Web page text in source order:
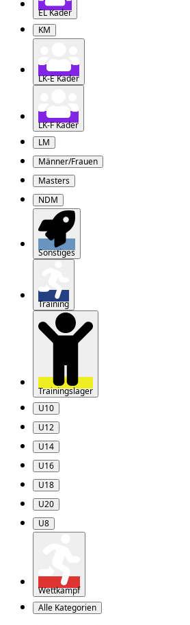
EL Kader
KM
LK-E Kader
LK-F Kader
LM
Männer/Frauen
Masters
NDM
Sonstiges
Training
Trainingslager
U10
U12
U14
U16
U18
U20
U8
Wettkampf
Alle Kategorien